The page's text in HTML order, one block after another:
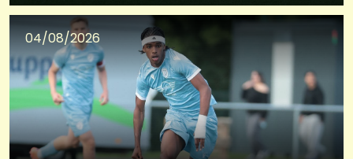
04/08/2026